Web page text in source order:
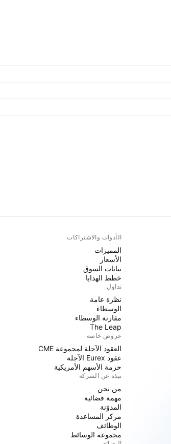
الأدوات والاشتراكات
المميزات
الأسعار
بيانات السوق
خطط الهدايا
تداول
نظرة عامة
الوسطاء
مقارنة الوسطاء
The Leap
عروض خاصة
العقود الآجلة لمجموعة CME
عقود Eurex الآجلة
حزمة الأسهم الأمريكية
نبذة عن الشركة
من نحن
مهمة فضائية
المدوّنة
مركز المساعدة
الوظائف
مجموعة الوسائط